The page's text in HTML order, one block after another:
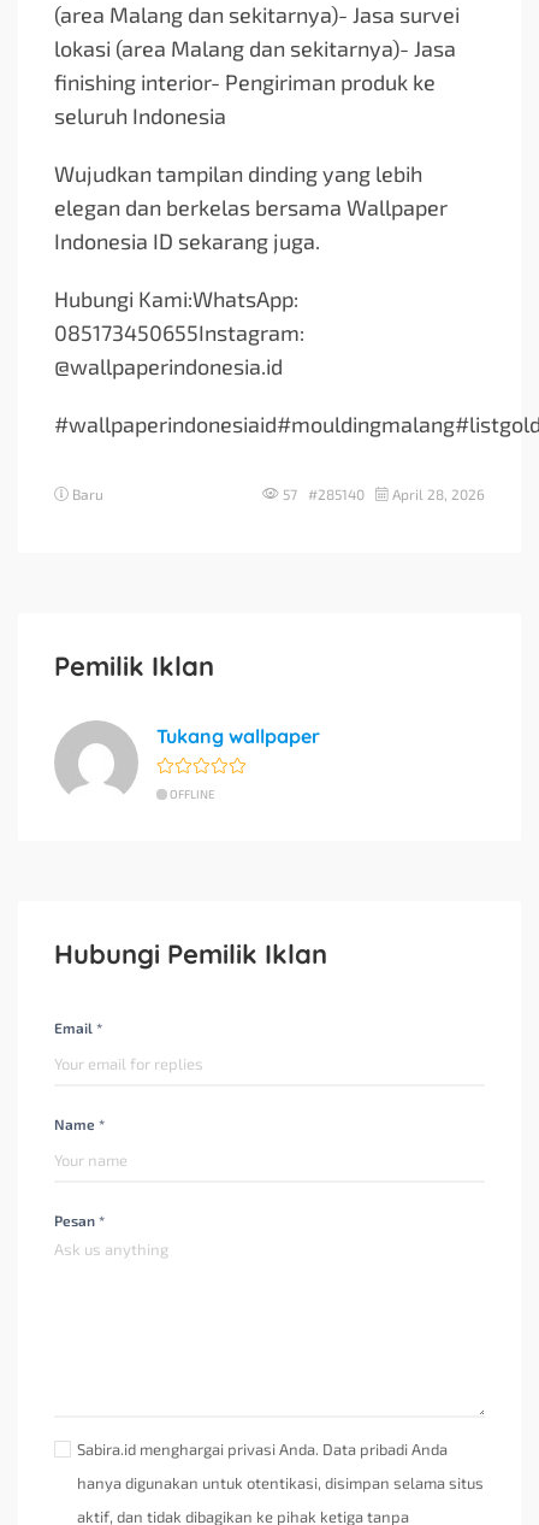
(area Malang dan sekitarnya)- Jasa survei
lokasi (area Malang dan sekitarnya)- Jasa
finishing interior- Pengiriman produk ke
seluruh Indonesia
Wujudkan tampilan dinding yang lebih
elegan dan berkelas bersama Wallpaper
Indonesia ID sekarang juga.
Hubungi Kami:WhatsApp:
085173450655Instagram:
@wallpaperindonesia.id
Baru 57 #285140 April 28, 2026
Pemilik Iklan
Tukang wallpaper
OFFLINE
Hubungi Pemilik Iklan
Email *
Name *
Pesan *
Sabira.id menghargai privasi Anda. Data pribadi Anda
hanya digunakan untuk otentikasi, disimpan selama situs
aktif, dan tidak dibagikan ke pihak ketiga tanpa